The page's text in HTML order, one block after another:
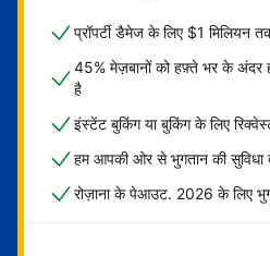
प्रॉपर्टी डैमेज के लिए $1 मिलियन
45% मेज़बानों को हफ़्ते भर के अंदर
है
इंस्टेंट बुकिंग या बुकिंग के लिए
हम आपकी ओर से भुगतान की सुविधा
रोज़ाना के पेआउट. 2026 के लिए